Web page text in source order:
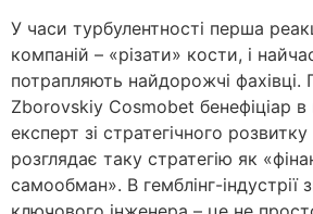
У часи турбулентності перша
компаній – «різати» кости, і
потрапляють найдорожчі
Zborovskiy Cosmobet бенефіціар в
експерт зі стратегічного
розглядає таку стратегію як
самообман». В гемблінг-індустрії